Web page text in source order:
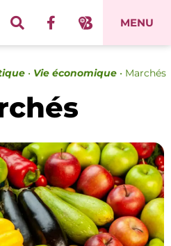
MENU
• Vie économique• Marchés